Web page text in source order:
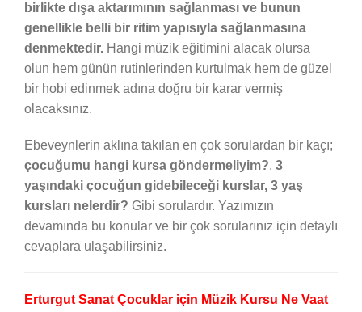
birlikte dışa aktarımının sağlanması ve bunun
genellikle belli bir ritim yapısıyla sağlanmasına
denmektedir. Hangi müzik eğitimini alacak olursa
olun hem günün rutinlerinden kurtulmak hem de güzel
bir hobi edinmek adına doğru bir karar vermiş
olacaksınız.
Ebeveynlerin aklına takılan en çok sorulardan bir kaçı;
çocuğumu hangi kursa göndermeliyim?, 3
yaşındaki çocuğun gidebileceği kurslar, 3 yaş
kursları nelerdir? Gibi sorulardır. Yazımızın
devamında bu konular ve bir çok sorularınız için detaylı
cevaplara ulaşabilirsiniz.
Erturgut Sanat Çocuklar için Müzik Kursu Ne Vaat